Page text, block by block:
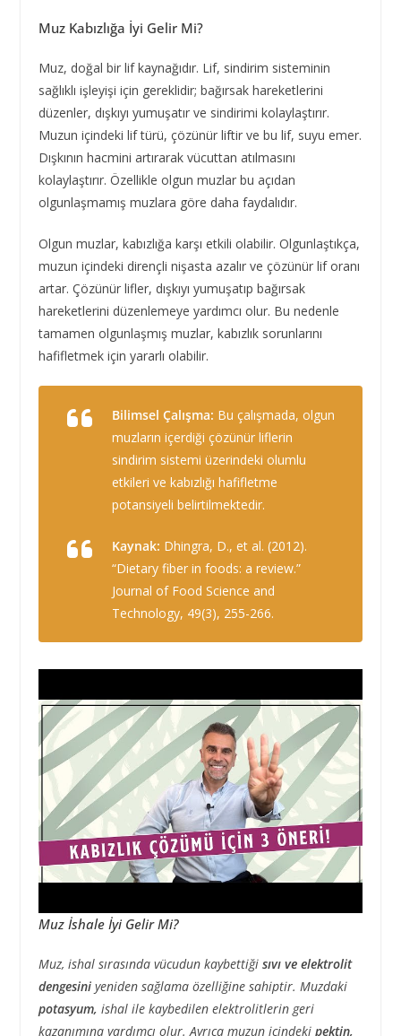
Muz Kabızlığa İyi Gelir Mi?
Muz, doğal bir lif kaynağıdır. Lif, sindirim sisteminin
sağlıklı işleyişi için gereklidir; bağırsak hareketlerini
düzenler, dışkıyı yumuşatır ve sindirimi kolaylaştırır.
Muzun içindeki lif türü, çözünür liftir ve bu lif, suyu emer.
Dışkının hacmini artırarak vücuttan atılmasını
kolaylaştırır. Özellikle olgun muzlar bu açıdan
olgunlaşmamış muzlara göre daha faydalıdır.
Olgun muzlar, kabızlığa karşı etkili olabilir. Olgunlaştıkça,
muzun içindeki dirençli nişasta azalır ve çözünür lif oranı
artar. Çözünür lifler, dışkıyı yumuşatıp bağırsak
hareketlerini düzenlemeye yardımcı olur. Bu nedenle
tamamen olgunlaşmış muzlar, kabızlık sorunlarını
hafifletmek için yararlı olabilir.
Bilimsel Çalışma: Bu çalışmada, olgun
muzların içerdiği çözünür liflerin
sindirim sistemi üzerindeki olumlu
etkileri ve kabızlığı hafifletme
potansiyeli belirtilmektedir.
Kaynak: Dhingra, D., et al. (2012).
“Dietary fiber in foods: a review.”
Journal of Food Science and
Technology, 49(3), 255-266.
Muz İshale İyi Gelir Mi?
Muz, ishal sırasında vücudun kaybettiği sıvı ve elektrolit
dengesiniyeniden sağlama özelliğine sahiptir. Muzdaki
potasyum, ishal ile kaybedilen elektrolitlerin geri
kazanımına yardımcı olur. Ayrıca muzun içindeki pektin,